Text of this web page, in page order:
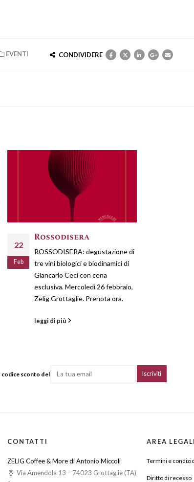
EVENTI CONDIVIDERE
22
Feb
Rossodisera
ROSSODISERA: degustazione di
tre vini biologici e biodinamici di
Giancarlo Ceci con cena
esclusiva. Mercoledì 26 febbraio,
Zelig Grottaglie. Prenota ora.
leggi di più
codice sconto del
CONTATTI
ZELIG Coffee & More di Antonio Miccoli
Via Amendola 13 – 74023 Grottaglie (TA)
AREA
Termini e
Diritto di recesso